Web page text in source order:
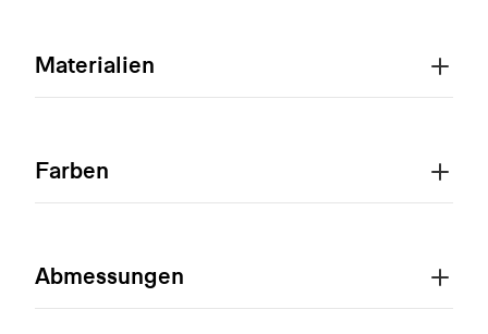
Materialien
Farben
Abmessungen